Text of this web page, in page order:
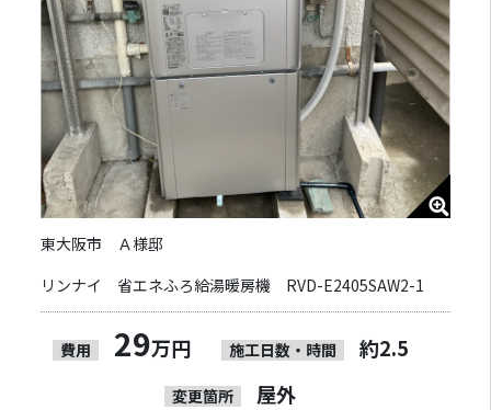
東大阪市 Ａ様邸
リンナイ 省エネふろ給湯暖房機 RVD-E2405SAW2-1
費用 29万円 施工日数・時間 約2.5
変更箇所 屋外